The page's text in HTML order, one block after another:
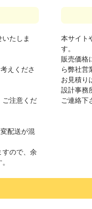
たしま
えくださ
ご注意くだ
配送が混
すので、余
本サイト
す。
販売価格
ら弊社営
お見積り
設計事務
ご連絡下